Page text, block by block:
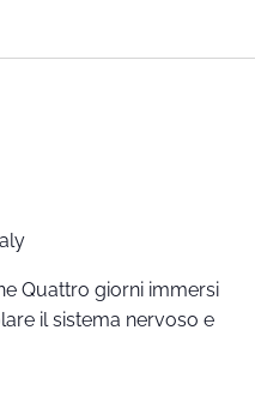
Quattro giorni immersi
il sistema nervoso e